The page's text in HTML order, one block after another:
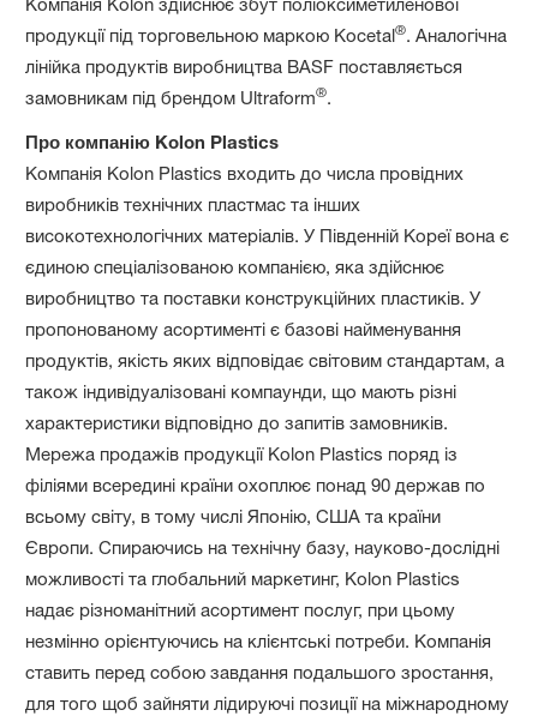
продукції під торговельною маркою Kocetal®. Аналогічна
лінійка продуктів виробництва BASF поставляється
замовникам під брендом Ultraform®.
Про компанію Kolon Plastics
Компанія Kolon Plastics входить до числа провідних
виробників технічних пластмас та інших
високотехнологічних матеріалів. У Південній Кореї вона є
єдиною спеціалізованою компанією, яка здійснює
виробництво та поставки конструкційних пластиків. У
пропонованому асортименті є базові найменування
продуктів, якість яких відповідає світовим стандартам, а
також індивідуалізовані компаунди, що мають різні
характеристики відповідно до запитів замовників.
Мережа продажів продукції Kolon Plastics поряд із
філіями всередині країни охоплює понад 90 держав по
всьому світу, в тому числі Японію, США та країни
Європи. Спираючись на технічну базу, науково-дослідні
можливості та глобальний маркетинг, Kolon Plastics
надає різноманітний асортимент послуг, при цьому
незмінно орієнтуючись на клієнтські потреби. Компанія
ставить перед собою завдання подальшого зростання,
для того щоб зайняти лідируючі позиції на міжнародному